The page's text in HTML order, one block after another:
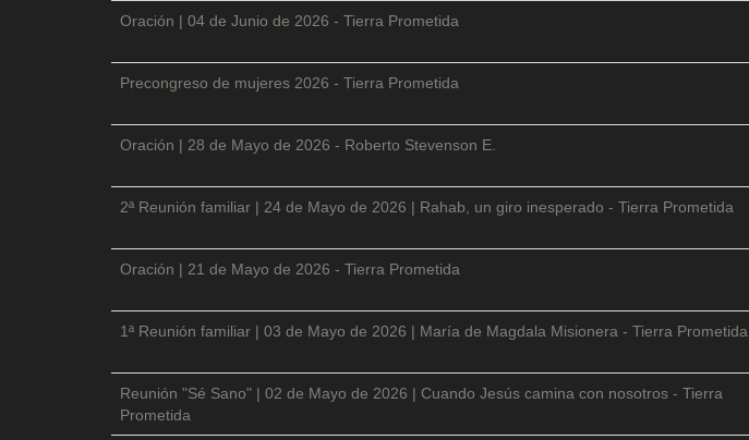
Oración | 04 de Junio de 2026 - Tierra Prometida
Precongreso de mujeres 2026 - Tierra Prometida
Oración | 28 de Mayo de 2026 - Roberto Stevenson E.
2ª Reunión familiar | 24 de Mayo de 2026 | Rahab, un giro inesperado - Tierra Prometida
Oración | 21 de Mayo de 2026 - Tierra Prometida
1ª Reunión familiar | 03 de Mayo de 2026 | María de Magdala Misionera - Tierra Prometida
Reunión "Sé Sano" | 02 de Mayo de 2026 | Cuando Jesús camina con nosotros - Tierra
Prometida